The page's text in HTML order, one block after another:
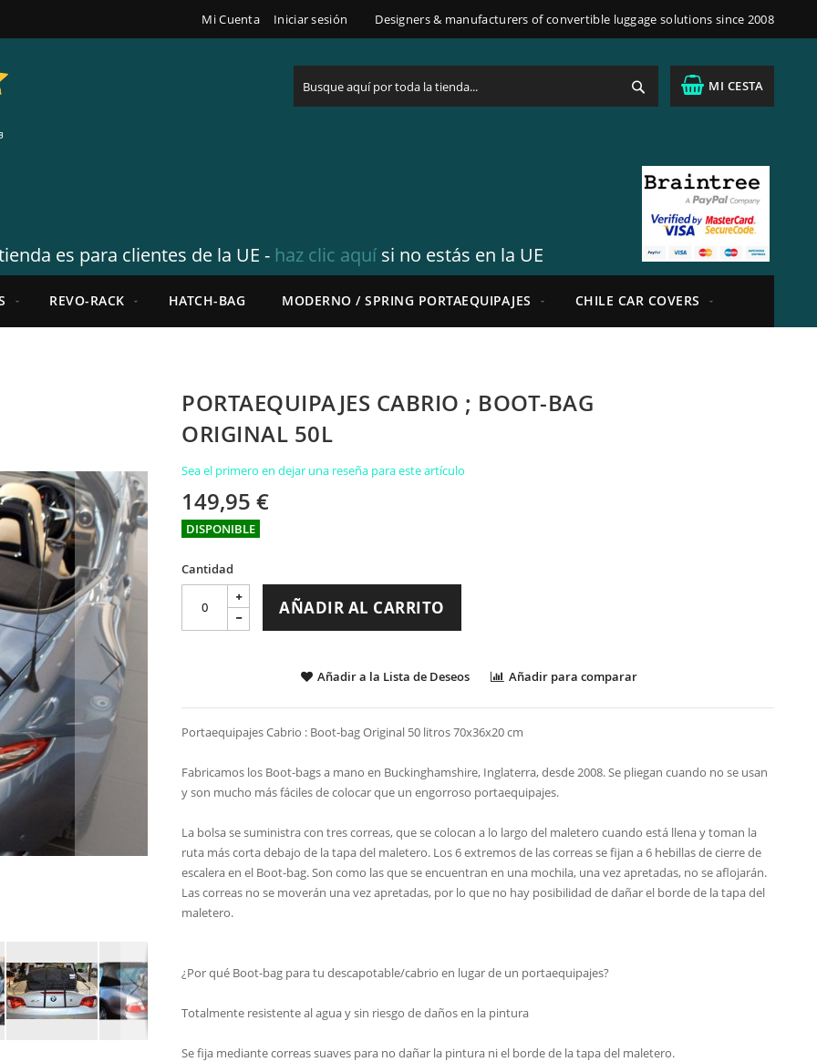
Mi Cuenta Iniciar sesión Designers & manufacturers of convertible luggage solutions since 2008
MI CESTA
Buscar
es para clientes de la UE - haz clic aquísi no estás en la UE
REVO-RACK HATCH-BAG MODERNO / SPRING PORTAEQUIPAJES CHILE CAR COVERS
PORTAEQUIPAJES CABRIO ; BOOT-BAG
ORIGINAL 50L
Sea el primero en dejar una reseña para este artículo
149,95 €
DISPONIBLE
Cantidad
AÑADIR AL CARRITO
Añadir a la Lista de Deseos Añadir para comparar
Portaequipajes Cabrio : Boot-bag Original 50 litros 70x36x20 cm
Fabricamos los Boot-bags a mano en Buckinghamshire, Inglaterra, desde 2008. Se pliegan cuando no se usan
y son mucho más fáciles de colocar que un engorroso portaequipajes.
La bolsa se suministra con tres correas, que se colocan a lo largo del maletero cuando está llena y toman la
ruta más corta debajo de la tapa del maletero. Los 6 extremos de las correas se fijan a 6 hebillas de cierre de
escalera en el Boot-bag. Son como las que se encuentran en una mochila, una vez apretadas, no se aflojarán.
Las correas no se moverán una vez apretadas, por lo que no hay posibilidad de dañar el borde de la tapa del
maletero.
¿Por qué Boot-bag para tu descapotable/cabrio en lugar de un portaequipajes?
Totalmente resistente al agua y sin riesgo de daños en la pintura
Se fija mediante correas suaves para no dañar la pintura ni el borde de la tapa del maletero.